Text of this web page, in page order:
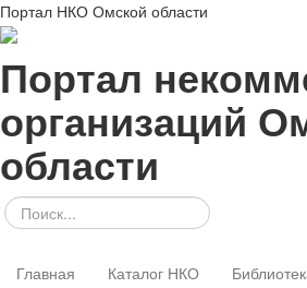
Портал НКО Омской области
Портал
организаций
области
Главная Каталог НКО